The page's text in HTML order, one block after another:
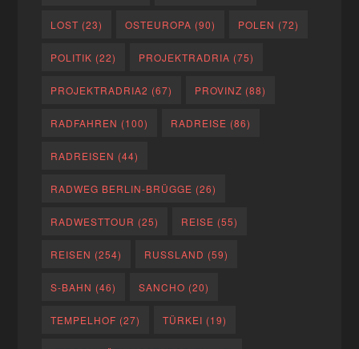
LOST (23) OSTEUROPA (90) POLEN (72)
POLITIK (22) PROJEKTRADRIA (75)
PROJEKTRADRIA2 (67) PROVINZ (88)
RADFAHREN (100) RADREISE (86)
RADREISEN (44)
RADWEG BERLIN-BRÜGGE (26)
RADWESTTOUR (25) REISE (55)
REISEN (254) RUSSLAND (59)
S-BAHN (46) SANCHO (20)
TEMPELHOF (27) TÜRKEI (19)